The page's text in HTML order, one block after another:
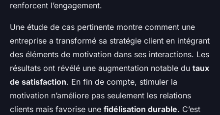
renforcent l’engagement.
Une étude de cas pertinente montre comment une
entreprise a transformé sa stratégie client en intégrant
des éléments de motivation dans ses interactions. Les
résultats ont révélé une augmentation notable du taux
de satisfaction. En fin de compte, stimuler la
motivation n’améliore pas seulement les relations
clients mais favorise une fidélisation durable. C’est